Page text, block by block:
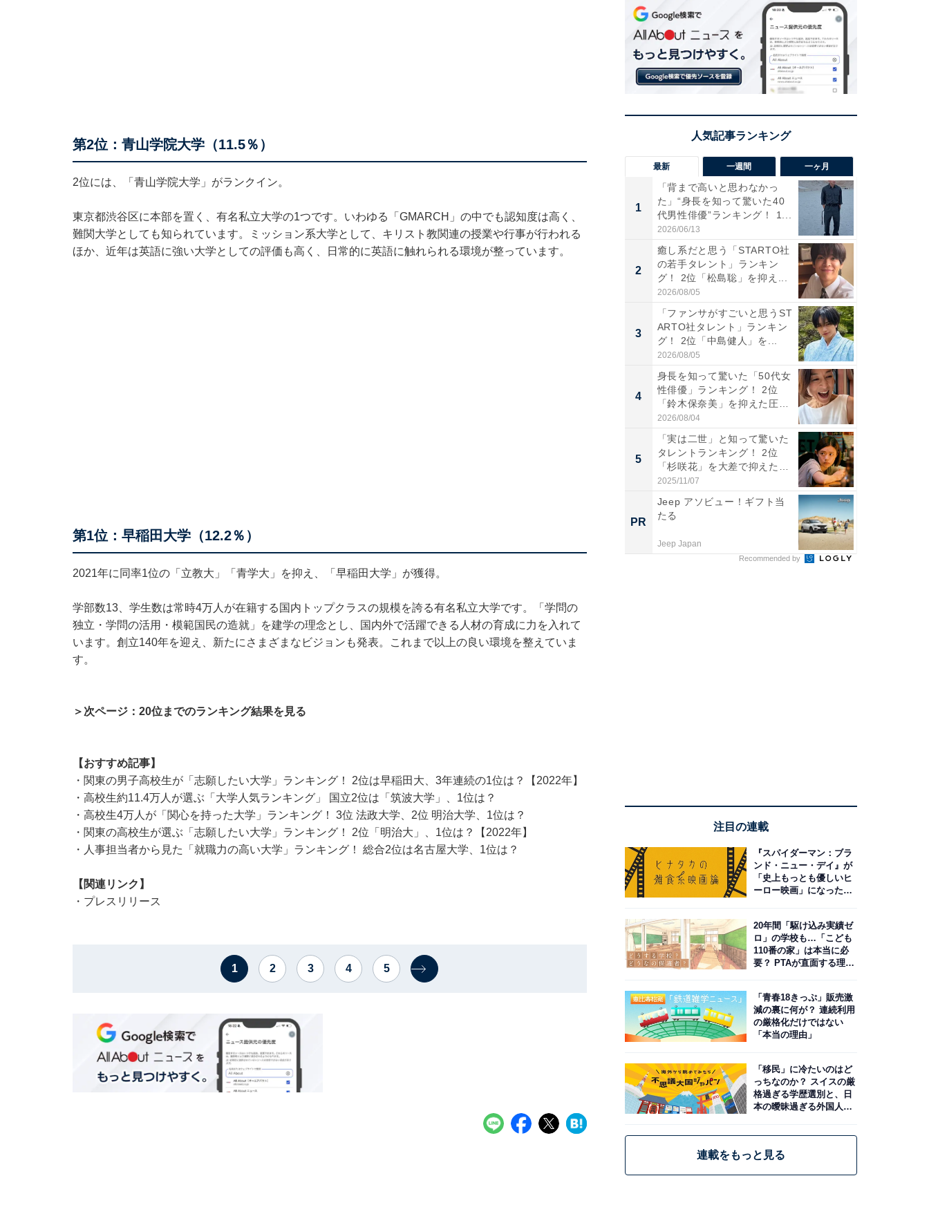
第2位：青山学院大学（11.5％）
2位には、「青山学院大学」がランクイン。
東京都渋谷区に本部を置く、有名私立大学の1つです。いわゆる「GMARCH」の中でも認知度は高く、
難関大学としても知られています。ミッション系大学として、キリスト教関連の授業や行事が行われる
ほか、近年は英語に強い大学としての評価も高く、日常的に英語に触れられる環境が整っています。
第1位：早稲田大学（12.2％）
2021年に同率1位の「立教大」「青学大」を抑え、「早稲田大学」が獲得。
学部数13、学生数は常時4万人が在籍する国内トップクラスの規模を誇る有名私立大学です。「学問の
独立・学問の活用・模範国民の造就」を建学の理念とし、国内外で活躍できる人材の育成に力を入れて
います。創立140年を迎え、新たにさまざまなビジョンも発表。これまで以上の良い環境を整えていま
す。
＞次ページ：20位までのランキング結果を見る
【おすすめ記事】
・ 関東の男子高校生が「志願したい大学」ランキング！ 2位は早稲田大、3年連続の1位は？【2022年】
・ 高校生約11.4万人が選ぶ「大学人気ランキング」 国立2位は「筑波大学」、1位は？
・ 高校生4万人が「関心を持った大学」ランキング！ 3位 法政大学、2位 明治大学、1位は？
・ 関東の高校生が選ぶ「志願したい大学」ランキング！ 2位「明治大」、1位は？【2022年】
・ 人事担当者から見た「就職力の高い大学」ランキング！ 総合2位は名古屋大学、1位は？
【関連リンク】
・ プレスリリース
1 2 3 4 5
最新 一週間 一ヶ月
1
「背まで高いと思わなかっ
た」“身長を知って驚いた40
代男性俳優”ランキング！ 1...
2026/06/13
2
癒し系だと思う「STARTO社
の若手タレント」ランキン
グ！ 2位「松島聡」を抑え...
2026/08/05
3
「ファンサがすごいと思うST
ARTO社タレント」ランキン
グ！ 2位「中島健人」を...
2026/08/05
4
身長を知って驚いた「50代女
性俳優」ランキング！ 2位
「鈴木保奈美」を抑えた圧
倒...
2026/08/04
5
「実は二世」と知って驚いた
タレントランキング！ 2位
「杉咲花」を大差で抑えた1
位...
2025/11/07
PR
Jeep アソビュー！ギフト当
たる
Jeep Japan
Recommended by
注目の連載
『スパイダーマン：ブラ
ンド・ニュー・デイ』が
「史上もっとも優しいヒ
ーロー映画」になった理
20年間「駆け込み実績ゼ
ロ」の学校も…「こども
110番の家」は本当に必
要？ PTAが直面する理想
「青春18きっぷ」販売激
減の裏に何が？ 連続利用
の厳格化だけではない
「本当の理由」
「移民」に冷たいのはど
っちなのか？ スイスの厳
格過ぎる学歴選別と、日
本の曖昧過ぎる外国人政
連載をもっと見る